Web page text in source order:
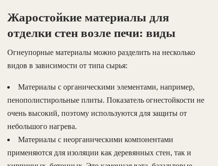
Жаростойкие материалы для
отделки стен возле печи: виды
Огнеупорные материалы можно разделить на несколько
видов в зависимости от типа сырья:
Материалы с органическими элементами, например,
пенополистирольные плиты. Показатель огнестойкости не
очень высокий, поэтому используются для защиты от
небольшого нагрева.
Материалы с неорганическими компонентами
применяются для изоляции как деревянных стен, так и